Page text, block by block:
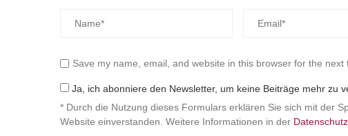
Save my name, email, and website in this browser for the next
Ja, ich abonniere den Newsletter, um keine Beiträge mehr zu
* Durch die Nutzung dieses Formulars erklären Sie sich mit der
Website einverstanden. Weitere Informationen in der